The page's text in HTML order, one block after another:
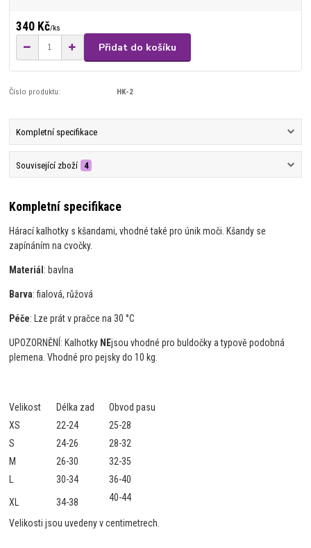
340 Kč/ks
Přidat do košíku
Číslo produktu: HK-2
Kompletní specifikace
Související zboží 4
Kompletní specifikace
Hárací kalhotky s kšandami, vhodné také pro únik moči. Kšandy se
zapínáním na cvočky.
Materiál : bavlna
Barva: fialová, růžová
Péče: Lze prát v pračce na 30 °C
UPOZORNĚNÍ: Kalhotky NEjsou vhodné pro buldočky a typově podobná
plemena. Vhodné pro pejsky do 10 kg.
Velikost Délka zad
Obvod pasu
XS
22-24
25-28
S
24-26
28-32
M
26-30
32-35
30-34 36-40
XL 34-38 40-44
Velikosti jsou uvedeny v centimetrech.